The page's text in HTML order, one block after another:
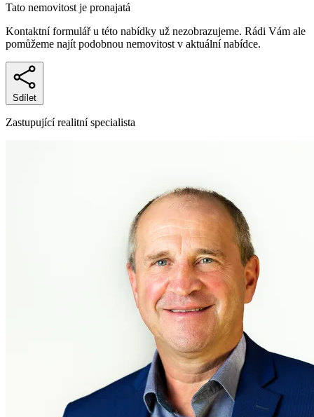
Tato nemovitost je pronajatá
Kontaktní formulář u této nabídky už nezobrazujeme. Rádi Vám ale
pomůžeme najít podobnou nemovitost v aktuální nabídce.
Sdílet
Zastupující realitní specialista